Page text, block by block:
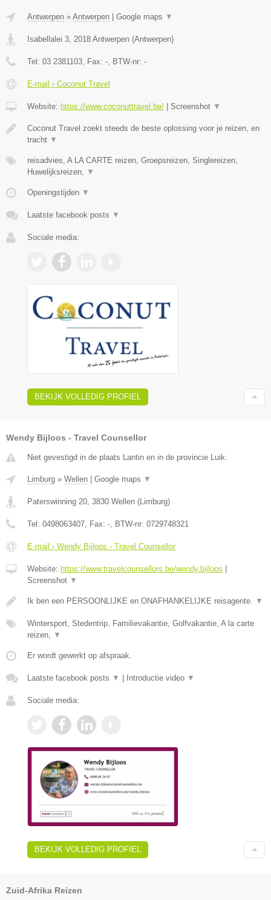
Antwerpen » Antwerpen Google maps ▼
Isabellalei 3 2018 Antwerpen (Antwerpen)
Tel: 03 2381103 , Fax: - , BTW-nr: -
E-mail › Coconut Travel
Website: https://www.coconuttravel.be/ Screenshot ▼
Coconut Travel zoekt steeds de beste oplossing voor je reizen, en
tracht ▼
reisadvies, A LA CARTE reizen, Groepsreizen, Singlereizen,
Huwelijksreizen,
▼
Openingstijden ▼
Laatste facebook posts ▼
Sociale media:
BEKIJK VOLLEDIG PROFIEL
Wendy Bijloos - Travel Counsellor
Niet gevestigd in de plaats Lantin en in de provincie Luik.
Limburg » Wellen Google maps ▼
Paterswinning 20 3830 Wellen ( Limburg)
Tel: 0498063407 , Fax: - , BTW-nr: 0729748321
E-mail › Wendy Bijloos - Travel Counsellor
Website: https://www.travelcounsellors.be/wendy.bijloos
Screenshot ▼
Ik ben een PERSOONLIJKE en ONAFHANKELIJKE reisagente. ▼
Wintersport, Stedentrip, Familievakantie, Golfvakantie, A la carte
reizen,
▼
Er wordt gewerkt op afspraak.
Laatste facebook posts ▼ Introductie video ▼
Sociale media:
BEKIJK VOLLEDIG PROFIEL
Zuid-Afrika Reizen